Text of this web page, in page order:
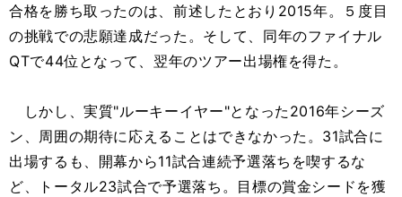
合格を勝ち取ったのは、前述したとおり2015年。５度目
の挑戦での悲願達成だった。そして、同年のファイナル
QTで44位となって、翌年のツアー出場権を得た。
しかし、実質"ルーキーイヤー"となった2016年シーズ
ン、周囲の期待に応えることはできなかった。31試合に
出場するも、開幕から11試合連続予選落ちを喫するな
ど、トータル23試合で予選落ち。目標の賞金シードを獲